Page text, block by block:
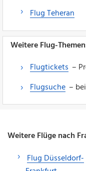
Flug Teheran
Weitere Flug-
Flugtickets –
Flugsuche –
Weitere Flüge nach
Flug Düsseldorf-